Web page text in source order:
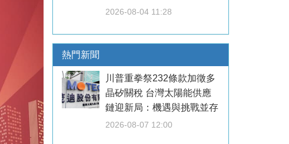
2026-08-04 11:28
熱門新聞
川普重拳祭232條款加徵多
晶矽關稅 台灣太陽能供應
鏈迎新局：機遇與挑戰並存
2026-08-07 12:00